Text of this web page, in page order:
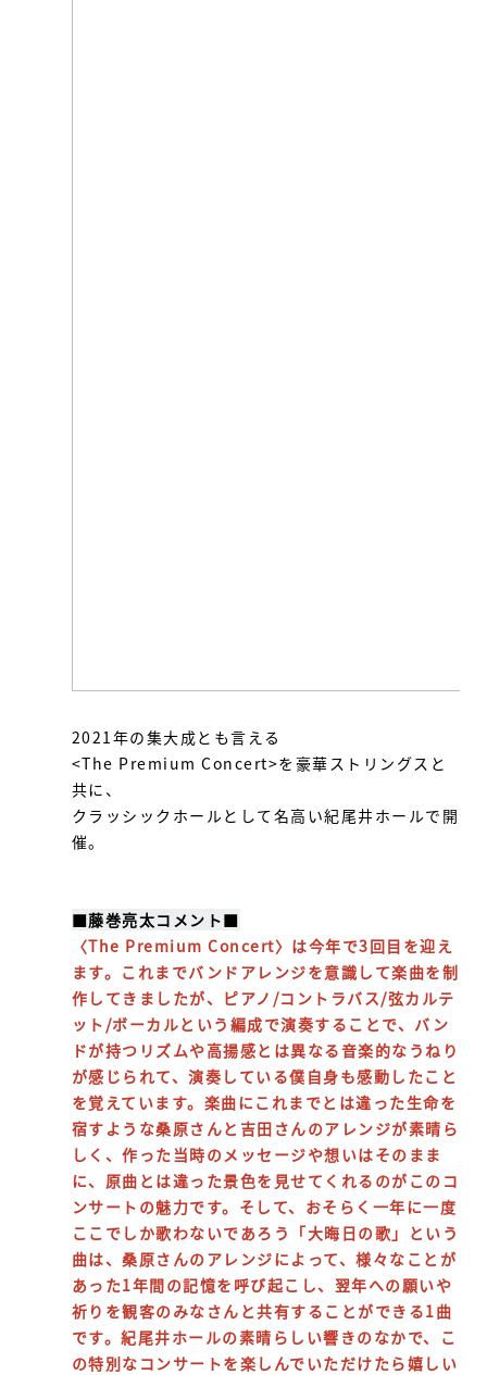
2021年の集大成とも言える
<The Premium Concert>を豪華ストリングスと
共に、
クラッシックホールとして名高い紀尾井ホールで開
催。
■藤巻亮太コメント■
〈The Premium Concert〉は今年で3回目を迎え
ます。これまでバンドアレンジを意識して楽曲を制
作してきましたが、ピアノ/コントラバス/弦カルテ
ット/ボーカルという編成で演奏することで、バン
ドが持つリズムや高揚感とは異なる音楽的なうねり
が感じられて、演奏している僕自身も感動したこと
を覚えています。楽曲にこれまでとは違った生命を
宿すような桑原さんと吉田さんのアレンジが素晴ら
しく、作った当時のメッセージや想いはそのまま
に、原曲とは違った景色を見せてくれるのがこのコ
ンサートの魅力です。そして、おそらく一年に一度
ここでしか歌わないであろう「大晦日の歌」という
曲は、桑原さんのアレンジによって、様々なことが
あった1年間の記憶を呼び起こし、翌年への願いや
祈りを観客のみなさんと共有することができる1曲
です。紀尾井ホールの素晴らしい響きのなかで、こ
の特別なコンサートを楽しんでいただけたら嬉しい